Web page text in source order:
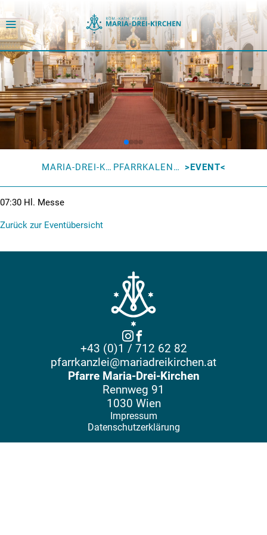
MARIA-DREI-KIRCHEN PFARRKALENDER EVENT
07:30 Hl. Messe
Zurück zur Eventübersicht
+43 (0)1 / 712 62 82
pfarrkanzlei@mariadreikirchen.at
Pfarre Maria-Drei-Kirchen
Rennweg 91
1030 Wien
Impressum
Datenschutzerklärung